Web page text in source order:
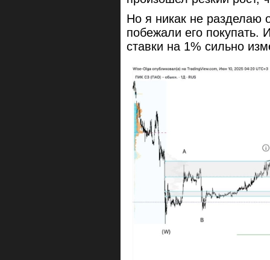
Но я никак не разделаю
побежали его покупать.
ставки на 1% сильно